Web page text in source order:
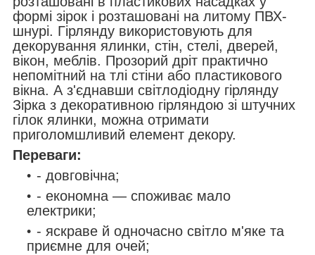
формі зірок і розташовані на литому ПВХ-
шнурі. Гірлянду використовують для
декорування ялинки, стін, стелі, дверей,
вікон, меблів. Прозорий дріт практично
непомітний на тлі стіни або пластикового
вікна. А з'єднавши світлодіодну гірлянду
Зірка з декоративною гірляндою зі штучних
гілок ялинки, можна отримати
приголомшливий елемент декору.
Переваги:
- довговічна;
- економна — споживає мало
електрики;
- яскраве й одночасно світло м'яке та
приємне для очей;